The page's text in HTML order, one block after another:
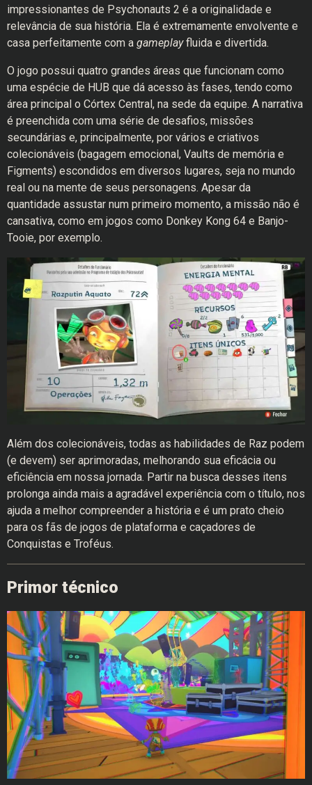
impressionantes de Psychonauts 2 é a originalidade e
relevância de sua história. Ela é extremamente envolvente e
casa perfeitamente com a gameplayfluida e divertida.
O jogo possui quatro grandes áreas que funcionam como
uma espécie de HUB que dá acesso às fases, tendo como
área principal o Córtex Central, na sede da equipe. A narrativa
é preenchida com uma série de desafios, missões
secundárias e, principalmente, por vários e criativos
colecionáveis (bagagem emocional, Vaults de memória e
Figments) escondidos em diversos lugares, seja no mundo
real ou na mente de seus personagens. Apesar da
quantidade assustar num primeiro momento, a missão não é
cansativa, como em jogos como Donkey Kong 64 e Banjo-
Tooie, por exemplo.
Além dos colecionáveis, todas as habilidades de Raz podem
(e devem) ser aprimoradas, melhorando sua eficácia ou
eficiência em nossa jornada. Partir na busca desses itens
prolonga ainda mais a agradável experiência com o título, nos
ajuda a melhor compreender a história e é um prato cheio
para os fãs de jogos de plataforma e caçadores de
Conquistas e Troféus.
Primor técnico